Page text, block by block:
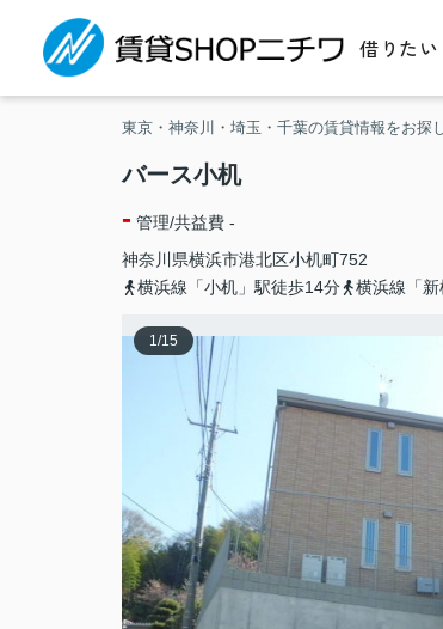
借りたい
東京・神奈川・埼玉・千葉の賃貸情報をお探
バース小机
- 管理/共益費 -
神奈川県横浜市港北区小机町752
横浜線「小机」駅徒歩14分
横浜線「
1/15